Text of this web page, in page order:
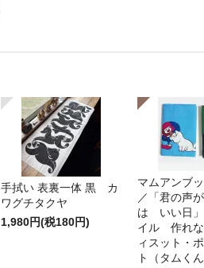
手拭い 表裏一体 黒 カ
ワグチタクヤ
1,980円(税180円)
マムアンブ
／「君の声
は いい日」
イル 作れ
ィスット・
ト（タムく